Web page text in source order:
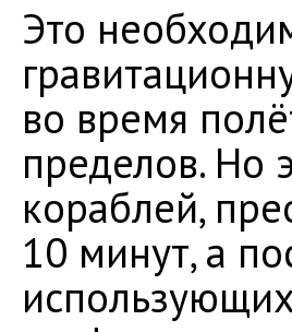
Это
во время
пределов. Но
кораблей,
10 минут, а